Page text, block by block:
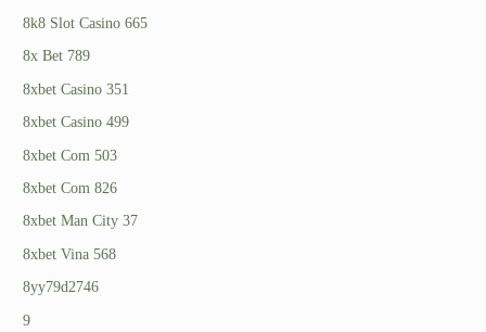
8k8 Slot Casino 665
8x Bet 789
8xbet Casino 351
8xbet Casino 499
8xbet Com 503
8xbet Com 826
8xbet Man City 37
8xbet Vina 568
8yy79d2746
9